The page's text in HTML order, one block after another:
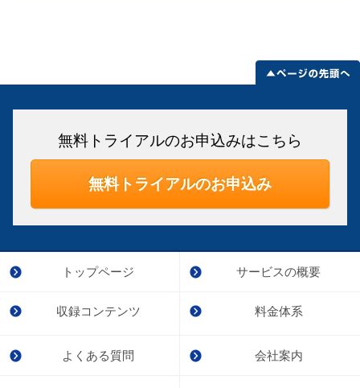
無料トライアルのお申込みはこちら
無料トライアルのお申込み
トップページ サービスの概要
収録コンテンツ 料金体系
よくある質問 会社案内